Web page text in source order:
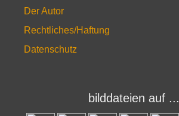
Der Autor
Rechtliches/Haftung
Datenschutz
bilddateien auf ...